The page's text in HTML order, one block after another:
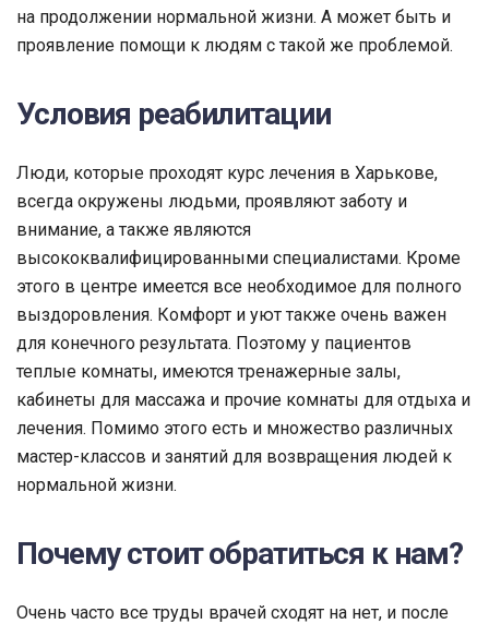
на продолжении нормальной жизни. А может быть и
проявление помощи к людям с такой же проблемой.
Условия реабилитации
Люди, которые проходят курс лечения в Харькове,
всегда окружены людьми, проявляют заботу и
внимание, а также являются
высококвалифицированными специалистами. Кроме
этого в центре имеется все необходимое для полного
выздоровления. Комфорт и уют также очень важен
для конечного результата. Поэтому у пациентов
теплые комнаты, имеются тренажерные залы,
кабинеты для массажа и прочие комнаты для отдыха и
лечения. Помимо этого есть и множество различных
мастер-классов и занятий для возвращения людей к
нормальной жизни.
Почему стоит обратиться к нам?
Очень часто все труды врачей сходят на нет, и после